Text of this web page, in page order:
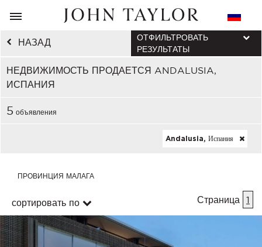
НАЗАД
НЕДВИЖИМОСТЬ ПРОДАЕТСЯ ANDALUSIA,
ИСПАНИЯ
ОТФИЛЬТРОВАТЬ
РЕЗУЛЬТАТЫ
5 объявления
Andalusia, Испания
ПРОВИНЦИЯ МАЛАГА
сортировать по Страница 1